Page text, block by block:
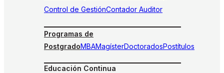
Control de GestiónContador Auditor
Programas de
PostgradoMBAMagísterDoctoradosPostítulos
Educación Continua